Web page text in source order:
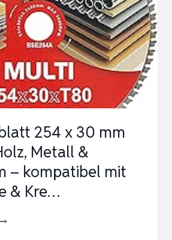
254 x 30 mm
Metall &
– kompatibel mit
& Kre…